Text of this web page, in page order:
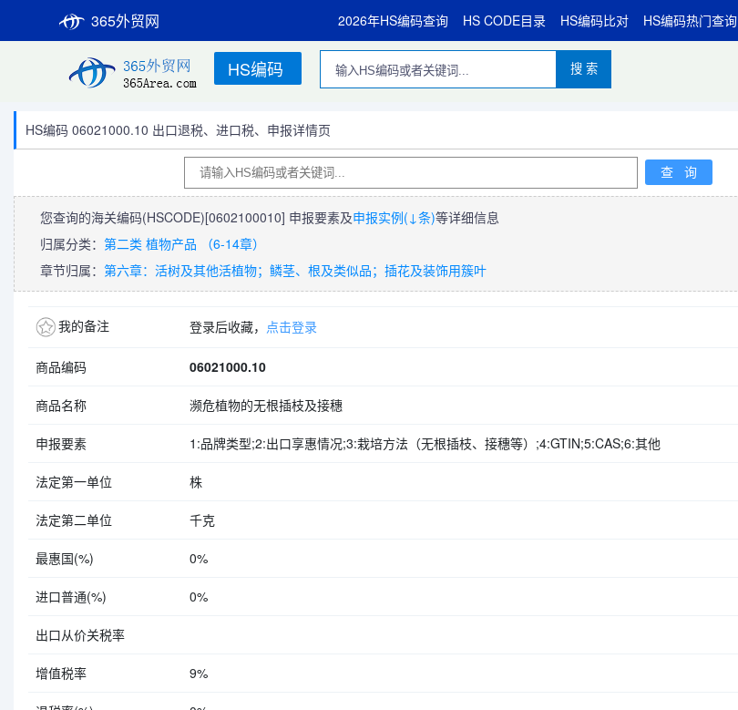
365外贸网 2026年HS编码查询 HS CODE目录 HS编码比对 HS编码热门查询
HS编码 搜 索
HS编码 06021000.10 出口退税、进口税、申报详情页
您查询的海关编码(HSCODE)[0602100010] 申报要素及申报实例(↓条)等详细信息
归属分类： 第二类 植物产品 （6-14章）
章节归属： 第六章：活树及其他活植物；鳞茎、根及类似品；插花及装饰用簇叶
我的备注 登录后收藏， 点击登录
商品编码 06021000.10
商品名称 濒危植物的无根插枝及接穗
申报要素 1:品牌类型;2:出口享惠情况;3:栽培方法（无根插枝、接穗等）;4:GTIN;5:CAS;6:其他
法定第一单位 株
法定第二单位 千克
最惠国(%) 0%
进口普通(%) 0%
出口从价关税率
增值税率 9%